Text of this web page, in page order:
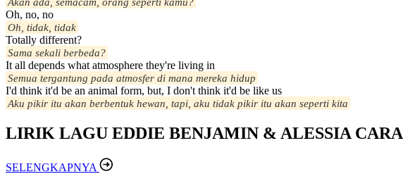
Oh, no, no
Oh, tidak, tidak
Totally different?
Sama sekali berbeda?
It all depends what atmosphere they're living in
Semua tergantung pada atmosfer di mana mereka hidup
I'd think it'd be an animal form, but, I don't think it'd be like us
Aku pikir itu akan berbentuk hewan, tapi, aku tidak pikir itu akan seperti kita
LIRIK LAGU EDDIE BENJAMIN & ALESSIA CARA
SELENGKAPNYA